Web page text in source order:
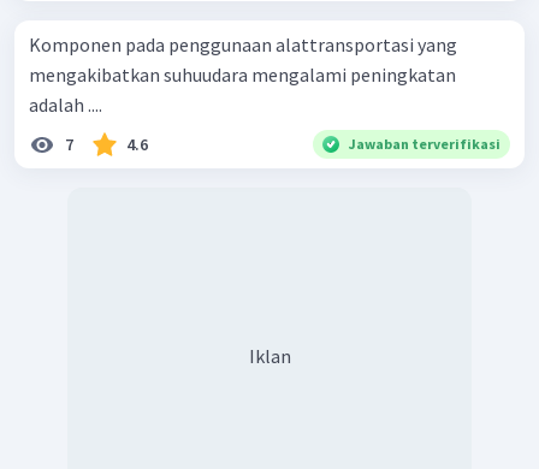
Komponen pada penggunaan alattransportasi yang
mengakibatkan suhuudara mengalami peningkatan
adalah ....
7 4.6 Jawaban terverifikasi
Iklan